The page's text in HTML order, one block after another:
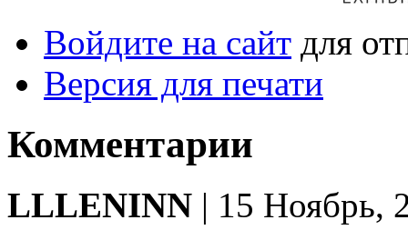
Войдите на сайт для
Версия для печати
Комментарии
LLLENINN | 15 Ноябрь,